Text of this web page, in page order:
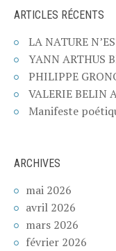
ARTICLES RÉCENTS
LA NATURE
YANN ARTHUS
PHILIPPE
VALERIE BELIN
Manifeste
ARCHIVES
mai 2026
avril 2026
mars 2026
février 2026